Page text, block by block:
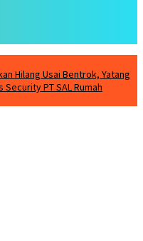
Hilang Usai Bentrok, Yatang
PT SAL Rumah